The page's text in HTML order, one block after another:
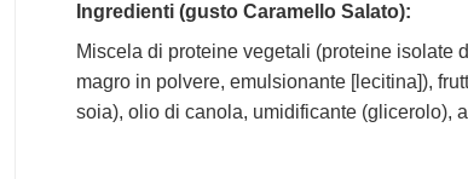
Ingredienti (gusto Caramello Salato):
Miscela di proteine vegetali (proteine isolate
magro in polvere, emulsionante [lecitina]),
soia), olio di canola, umidificante (glicerolo),